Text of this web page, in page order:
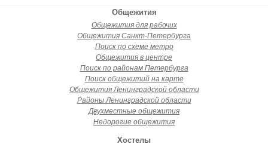
Общежития
Общежития для рабочих
Общежития Санкт-Петербурга
Поиск по схеме метро
Общежития в центре
Поиск по районам Петербурга
Поиск общежитий на карте
Общежития Ленинградской области
Районы Ленинградской области
Двухместные общежития
Недорогие общежития
Хостелы